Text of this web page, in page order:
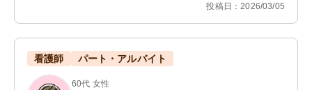
投稿日：2026/03/05
看護師 パート・アルバイト
60代 女性